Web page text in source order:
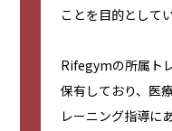
ことを目的として
Rifegymの所属ト
保有しており、医
レーニング指導に